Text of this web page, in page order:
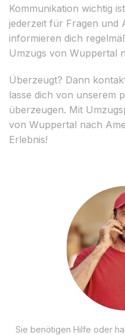
Kommunikation wichtig
jederzeit für Fragen und
informieren dich
Umzugs von Wuppertal
Überzeugt? Dann
lasse dich von unserem
überzeugen. Mit
von Wuppertal nach
Erlebnis!
Sie benötigen Hilfe oder